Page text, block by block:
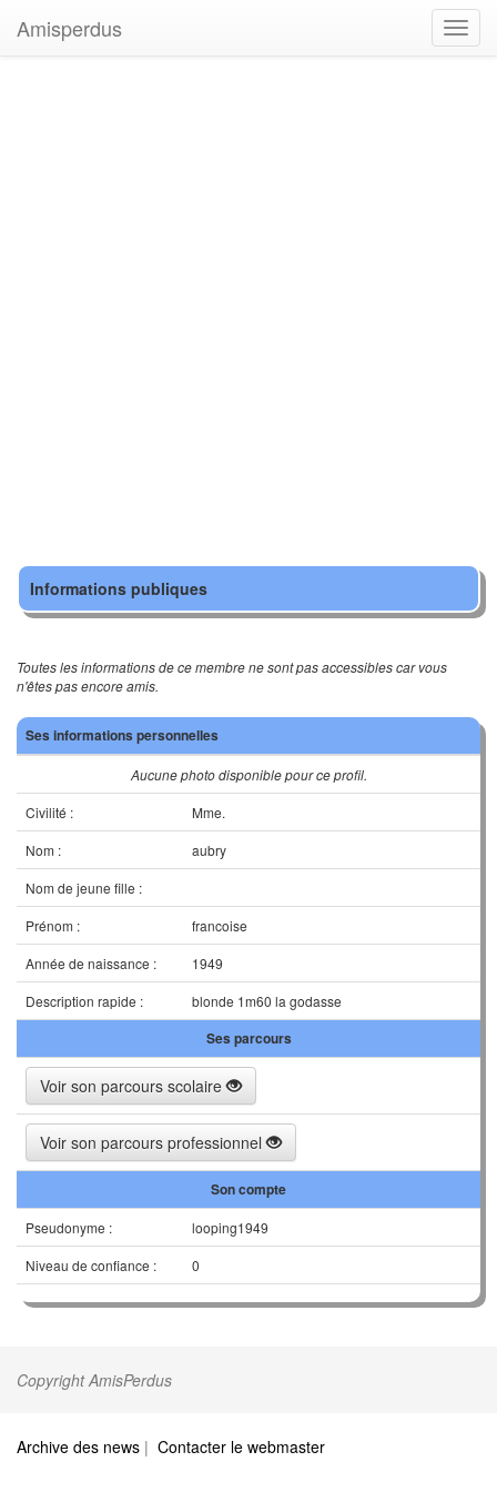
Amisperdus
Informations publiques
Toutes les informations de ce membre ne sont pas accessibles car vous
n'êtes pas encore amis.
Ses informations personnelles
Aucune photo disponible pour ce profil.
Civilité :
Mme.
Nom :
aubry
Nom de jeune fille :
Prénom :
francoise
Année de naissance :
1949
Description rapide :
blonde 1m60 la godasse
Ses parcours
Voir son parcours scolaire
Voir son parcours professionnel
Son compte
Pseudonyme :
looping1949
Niveau de confiance :
0
Copyright AmisPerdus
Archive des news | Contacter le webmaster